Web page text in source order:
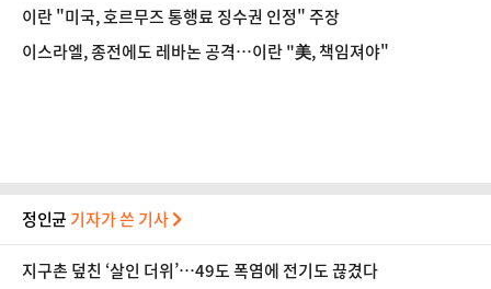
이란 "미국, 호르무즈 통행료 징수권 인정" 주장
이스라엘, 종전에도 레바논 공격…이란 "美, 책임져야"
정인균 기자가 쓴 기사
지구촌 덮친 ‘살인 더위’…49도 폭염에 전기도 끊겼다